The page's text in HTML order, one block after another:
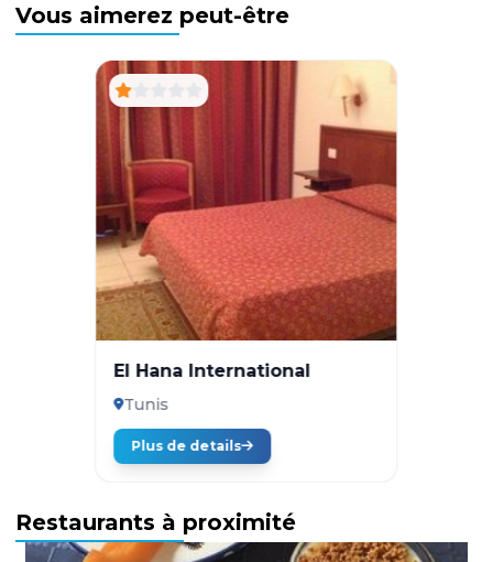
Vous aimerez peut-être
El Hana International
Tunis
Plus de details
Restaurants à proximité